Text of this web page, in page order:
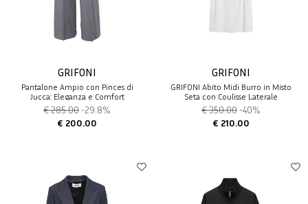
GRIFONI
Pantalone Ampio con Pinces di
Jucca: Eleganza e Comfort
€ 285.00 -29.8%
€ 200.00
GRIFONI
GRIFONI Abito Midi Burro in Misto
Seta con Coulisse Laterale
€ 350.00 -40%
€ 210.00